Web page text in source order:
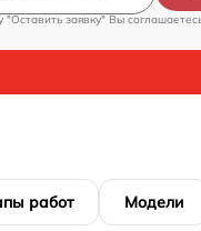
заявку" Вы
работ Модели